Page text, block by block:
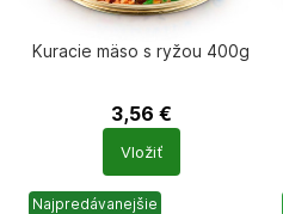
Kuracie mäso s ryžou 400g
3,56 €
Počet
produktů
Vložiť
Najpredávanejšie